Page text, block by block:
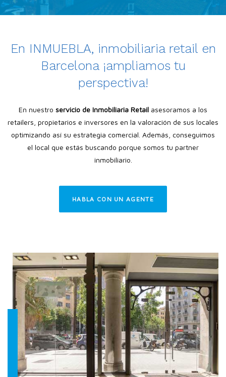
En INMUEBLA, inmobiliaria retail en
Barcelona ¡ampliamos tu
perspectiva!
En nuestro servicio de Inmobiliaria Retail asesoramos a los
retailers, propietarios e inversores en la valoración de sus locales
optimizando así su estrategia comercial. Además, conseguimos
el local que estás buscando porque somos tu partner
inmobiliario.
HABLA CON UN AGENTE